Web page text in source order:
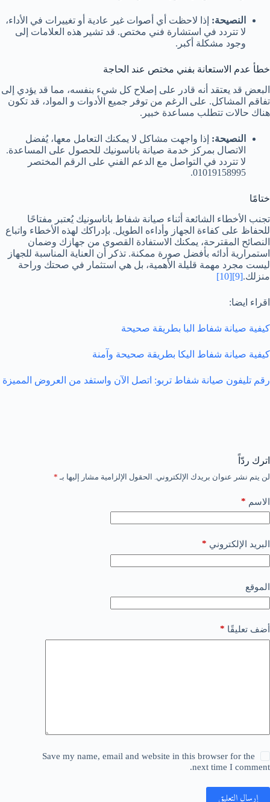
النصيحة: إذا لاحظت أي أصوات غير عادية أو تغييرات في الأداء،
لا تتردد في استشارة فني مختص. قد تشير هذه العلامات إلى
وجود مشكلة أكبر.
خطأ عدم الاستعانة بفني مختص عند الحاجة
البعض قد يعتقد أنه قادر على إصلاح كل شيء بنفسه، مما قد يؤدي إلى
تفاقم المشاكل. على الرغم من توفر جميع الأدوات و المواد، قد تكون
هناك حالات تتطلب مساعدة خبير.
النصيحة: إذا واجهت مشاكل لا يمكنك التعامل معها، يُفضل
الاتصال بمركز خدمة صيانة باناسونيك للحصول على المساعدة.
لا تتردد في التواصل مع الدعم الفني على الرقم المختصر
01019158995.
ختامًا
تجنب الأخطاء الشائعة أثناء صيانة شفاط باناسونيك يُعتبر مفتاحًا
للحفاظ على كفاءة الجهاز وأداءه الطويل. بإدراكك لهذه الأخطاء واتباع
النصائح المقترحة، يمكنك الاستفادة القصوى من جهازك وضمان
استمرارية أدائه بأفضل صورة ممكنة. تذكر أن العناية المناسبة للجهاز
ليست مجرد مهمة قليلة الأهمية، بل هي استثمار في صحتك وراحة
منزلك.[9]
[10]
اقراء ايضا:
كيفية صيانة شفاط البا بطريقة صحيحة
كيفية صيانة شفاط اليكا بطريقة صحيحة وآمنة
رقم تليفون صيانة شفاط تربو: اتصل الآن واستفد من العروض المميزة
اترك ردّاً
لن يتم نشر عنوان بريدك الإلكتروني. الحقول الإلزامية مشار إليها بـ *
الاسم *
البريد الإلكتروني *
الموقع
أضف تعليقًا *
Save my name, email and website in this browser for the
next time I comment.